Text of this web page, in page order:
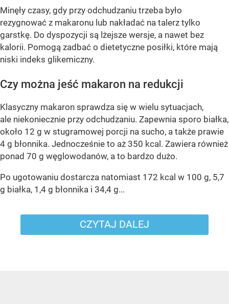
Minęły czasy, gdy przy odchudzaniu trzeba było
rezygnować z makaronu lub nakładać na talerz tylko
garstkę. Do dyspozycji są lżejsze wersje, a nawet bez
kalorii. Pomogą zadbać o dietetyczne posiłki, które mają
niski indeks glikemiczny.
Czy można jeść makaron na redukcji
Klasyczny makaron sprawdza się w wielu sytuacjach,
ale niekoniecznie przy odchudzaniu. Zapewnia sporo białka,
około 12 g w stugramowej porcji na sucho, a także prawie
4 g błonnika. Jednocześnie to aż 350 kcal. Zawiera również
ponad 70 g węglowodanów, a to bardzo dużo.
Po ugotowaniu dostarcza natomiast 172 kcal w 100 g, 5,7
g białka, 1,4 g błonnika i 34,4 g...
CZYTAJ DALEJ